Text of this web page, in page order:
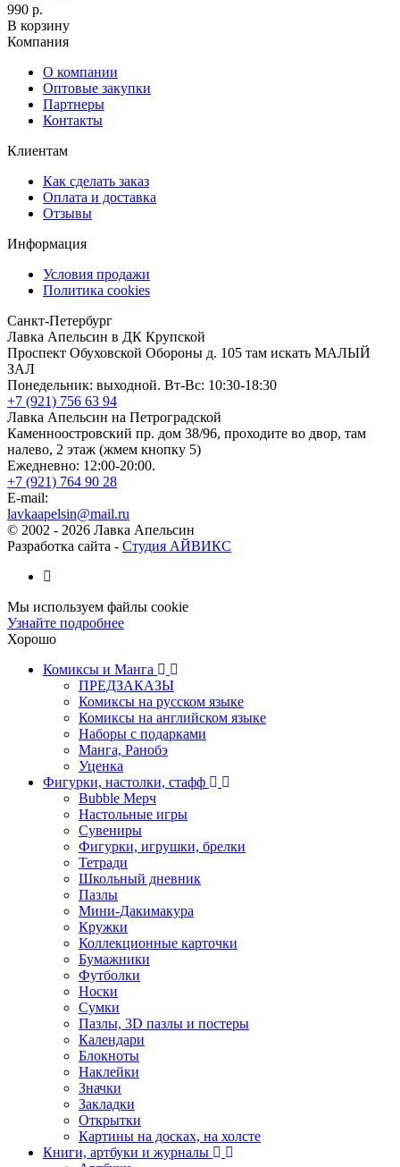
990 р.
В корзину
Компания
О компании
Оптовые закупки
Партнеры
Контакты
Клиентам
Как сделать заказ
Оплата и доставка
Отзывы
Информация
Условия продажи
Политика cookies
Санкт-Петербург
Лавка Апельсин в ДК Крупской
Проспект Обуховской Обороны д. 105 там искать МАЛЫЙ
ЗАЛ
Понедельник: выходной. Вт-Вс: 10:30-18:30
+7 (921) 756 63 94
Лавка Апельсин на Петроградской
Каменноостровский пр. дом 38/96, проходите во двор, там
налево, 2 этаж (жмем кнопку 5)
Ежедневно: 12:00-20:00.
+7 (921) 764 90 28
E-mail:
lavkaapelsin@mail.ru
© 2002 - 2026 Лавка Апельсин
Разработка сайта - Студия АЙВИКС
Мы используем файлы cookie
Узнайте подробнее
Хорошо
Комиксы и Манга
ПРЕДЗАКАЗЫ
Комиксы на русском языке
Комиксы на английском языке
Наборы с подарками
Манга, Ранобэ
Уценка
Фигурки, настолки, стафф
Bubble Мерч
Настольные игры
Сувениры
Фигурки, игрушки, брелки
Тетради
Школьный дневник
Пазлы
Мини-Дакимакура
Кружки
Коллекционные карточки
Бумажники
Футболки
Носки
Сумки
Пазлы, 3D пазлы и постеры
Календари
Блокноты
Наклейки
Значки
Закладки
Открытки
Картины на досках, на холсте
Книги, артбуки и журналы